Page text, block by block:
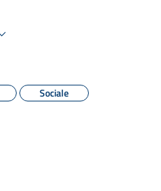
Sociale